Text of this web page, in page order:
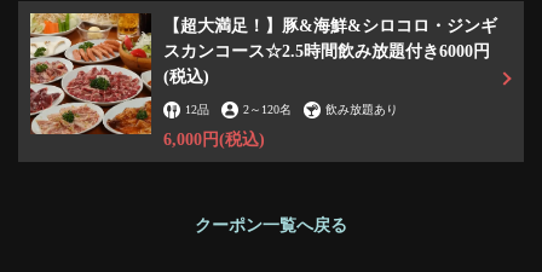
【超大満足！】豚&海鮮&シロコロ・ジンギ
スカンコース☆2.5時間飲み放題付き6000円
(税込)
12品 2～ 120名 飲み放題あり
6,000円(税込)
クーポン一覧へ戻る
【HP限定】飲放題2.5H 豚＆海鮮＆シロコロ・ジンギスカ